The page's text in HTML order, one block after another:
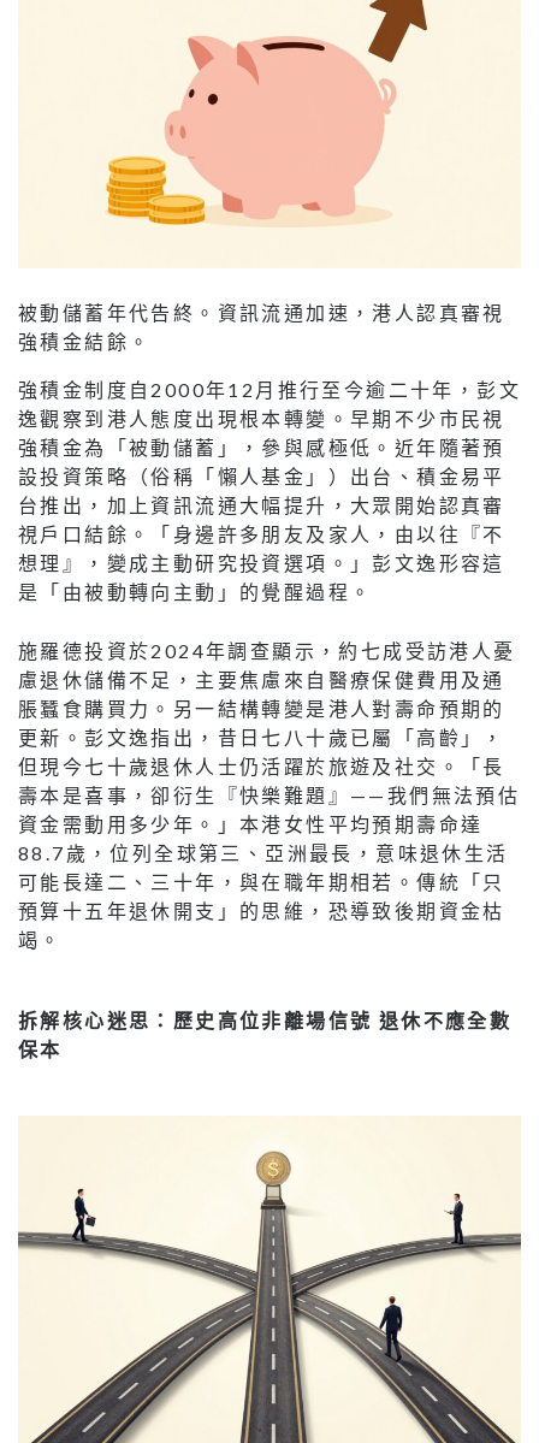
被動儲蓄年代告終。資訊流通加速，港人認真審視
強積金結餘。
強積金制度自2000年12月推行至今逾二十年，彭文
逸觀察到港人態度出現根本轉變。早期不少市民視
強積金為「被動儲蓄」，參與感極低。近年隨著預
設投資策略（俗稱「懶人基金」）出台、積金易平
台推出，加上資訊流通大幅提升，大眾開始認真審
視戶口結餘。「身邊許多朋友及家人，由以往『不
想理』，變成主動研究投資選項。」彭文逸形容這
是「由被動轉向主動」的覺醒過程。
施羅德投資於2024年調查顯示，約七成受訪港人憂
慮退休儲備不足，主要焦慮來自醫療保健費用及通
脹蠶食購買力。另一結構轉變是港人對壽命預期的
更新。彭文逸指出，昔日七八十歲已屬「高齡」，
但現今七十歲退休人士仍活躍於旅遊及社交。「長
壽本是喜事，卻衍生『快樂難題』——我們無法預估
資金需動用多少年。」本港女性平均預期壽命達
88.7歲，位列全球第三、亞洲最長，意味退休生活
可能長達二、三十年，與在職年期相若。傳統「只
預算十五年退休開支」的思維，恐導致後期資金枯
竭。
拆解核心迷思：歷史高位非離場信號 退休不應全數
保本